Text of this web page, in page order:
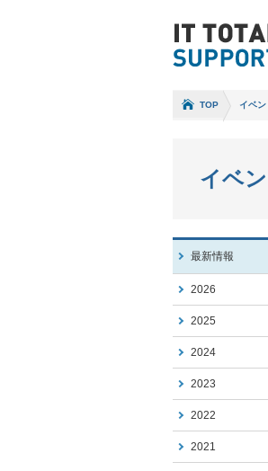
TOP イベ
イベ
最新情報
2026
2025
2024
2023
2022
2021